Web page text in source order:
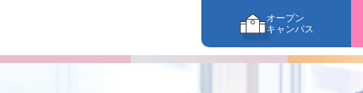
オープン
キャンパス